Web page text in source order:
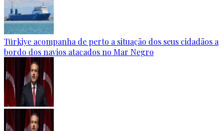
Türkiye acompanha de perto a situação dos seus cidadãos a
bordo dos navios atacados no Mar Negro